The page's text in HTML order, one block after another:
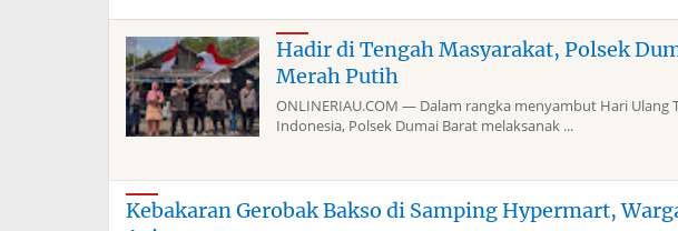
Hadir di Tengah Masyarakat, Polsek
Merah Putih
ONLINERIAU.COM — Dalam rangka menyambut Hari Ulang
Indonesia, Polsek Dumai Barat melaksanak ...
Kebakaran Gerobak Bakso di Samping Hypermart,